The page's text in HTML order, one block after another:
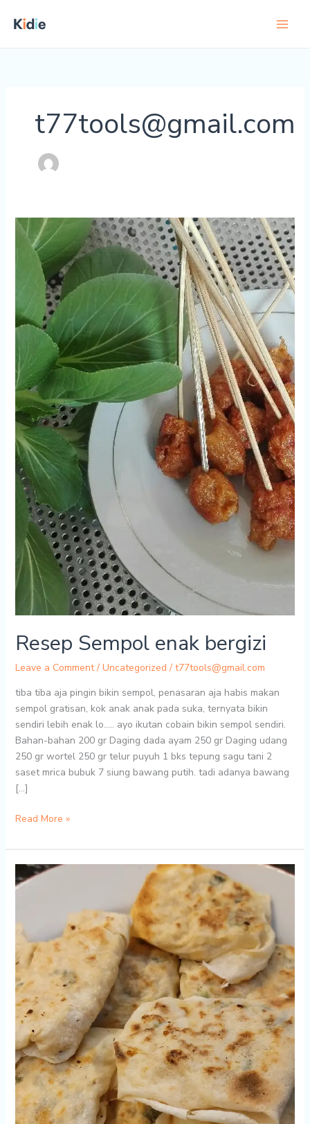
t77tools@gmail.com
Resep Sempol enak bergizi
Leave a Comment / Uncategorized / t77tools@gmail.com
tiba tiba aja pingin bikin sempol, penasaran aja habis makan
sempol gratisan, kok anak anak pada suka, ternyata bikin
sendiri lebih enak lo….. ayo ikutan cobain bikin sempol sendiri.
Bahan-bahan 200 gr Daging dada ayam 250 gr Daging udang
250 gr wortel 250 gr telur puyuh 1 bks tepung sagu tani 2
saset mrica bubuk 7 siung bawang putih. tadi adanya bawang
[…]
Resep
enak
bergizi
Read More »